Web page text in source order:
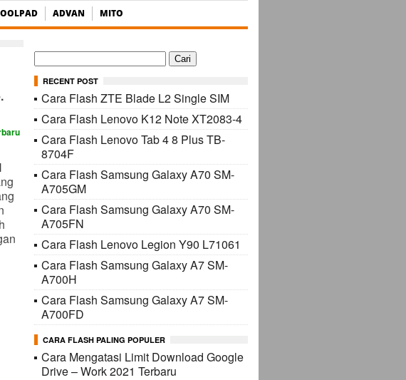
ADVAN MITO
Cari
untuk:
RECENT POST
Cara Flash ZTE Blade L2 Single SIM
Cara Flash Lenovo K12 Note XT2083-4
Cara Flash Lenovo Tab 4 8 Plus TB-
8704F
Cara Flash Samsung Galaxy A70 SM-
A705GM
Cara Flash Samsung Galaxy A70 SM-
A705FN
Cara Flash Lenovo Legion Y90 L71061
Cara Flash Samsung Galaxy A7 SM-
A700H
Cara Flash Samsung Galaxy A7 SM-
A700FD
CARA FLASH PALING POPULER
Cara Mengatasi Limit Download Google
Drive – Work 2021 Terbaru